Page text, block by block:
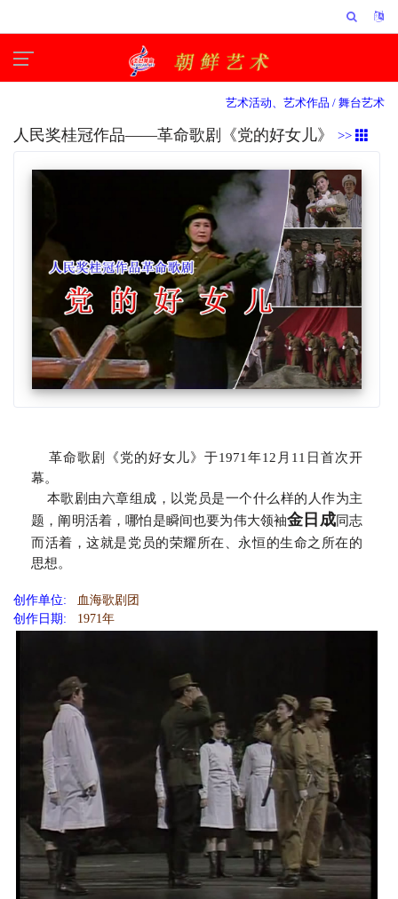
艺术活动、艺术作品 / 舞台艺术
人民奖桂冠作品——革命歌剧《党的好女儿》 >>
革命歌剧《党的好女儿》于1971年12月11日首次开
幕。
本歌剧由六章组成，以党员是一个什么样的人作为主
题，阐明活着，哪怕是瞬间也要为伟大领袖金日成同志
而活着，这就是党员的荣耀所在、永恒的生命之所在的
思想。
创作单位:
血海歌剧团
创作日期:
1971年